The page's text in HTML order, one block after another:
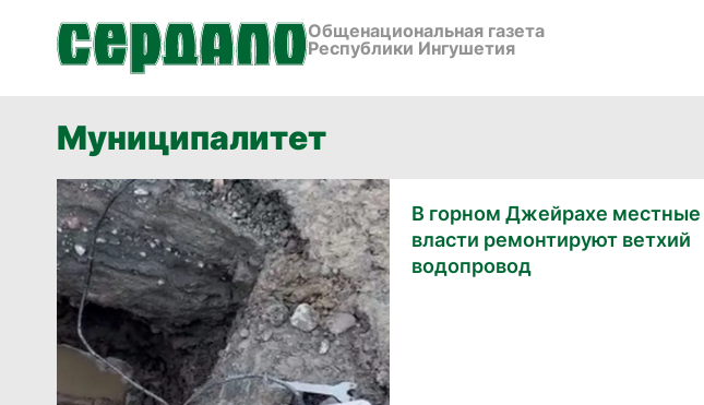
Общенациональная газета
Республики Ингушетия
Муниципалитет
В горном Джейрахе местные
власти ремонтируют ветхий
водопровод